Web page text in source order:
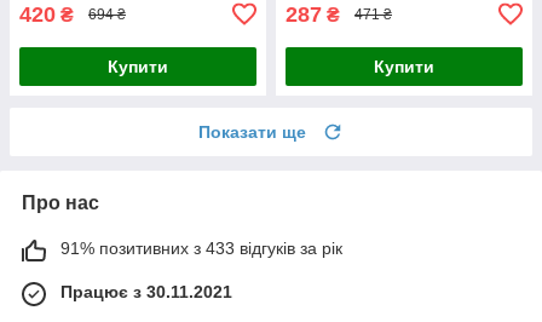
420 ₴ 694 ₴
Купити
287 ₴ 471 ₴
Купити
Показати ще
Про нас
91% позитивних з 433 відгуків за рік
Працює з 30.11.2021